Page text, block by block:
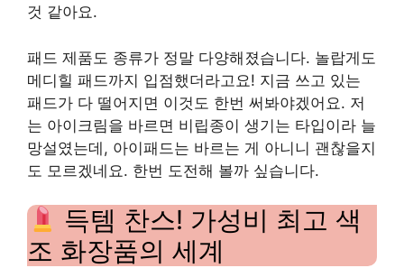
것 같아요.
패드 제품도 종류가 정말 다양해졌습니다. 놀랍게도
메디힐 패드까지 입점했더라고요! 지금 쓰고 있는
패드가 다 떨어지면 이것도 한번 써봐야겠어요. 저
는 아이크림을 바르면 비립종이 생기는 타입이라 늘
망설였는데, 아이패드는 바르는 게 아니니 괜찮을지
도 모르겠네요. 한번 도전해 볼까 싶습니다.
득템 찬스! 가성비 최고 색
조 화장품의 세계